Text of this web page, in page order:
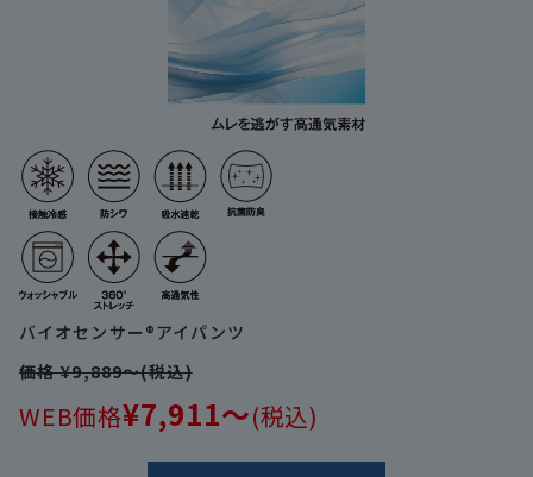
バイオセンサー®アイパンツ
価格 ¥9,889～(税込)
WEB価格¥7,911～(税込)